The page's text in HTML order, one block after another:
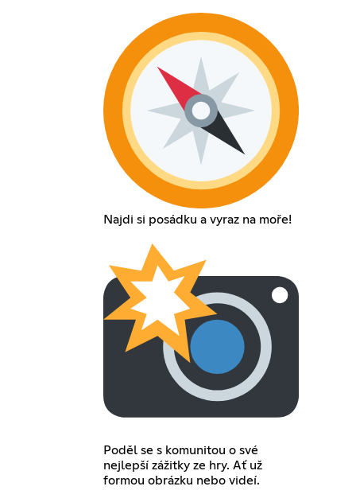
Najdi si posádku a vyraz na moře!
Poděl se s komunitou o své
nejlepší zážitky ze hry. Ať už
formou obrázku nebo videí.